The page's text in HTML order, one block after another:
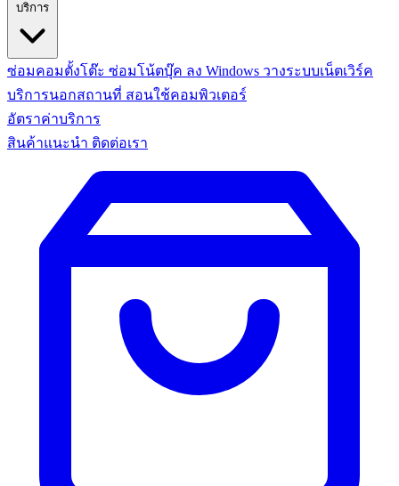
บริการ
ซ่อมคอมตั้งโต๊ะ ซ่อมโน้ตบุ๊ค ลง Windows วางระบบเน็ตเวิร์ค
บริการนอกสถานที่ สอนใช้คอมพิวเตอร์
อัตราค่าบริการ
สินค้าแนะนำ ติดต่อเรา